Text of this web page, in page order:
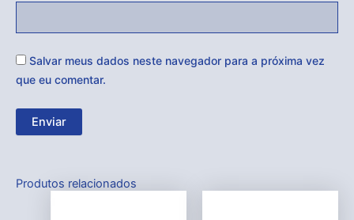
Salvar meus dados neste navegador para a próxima vez
que eu comentar.
Produtos relacionados